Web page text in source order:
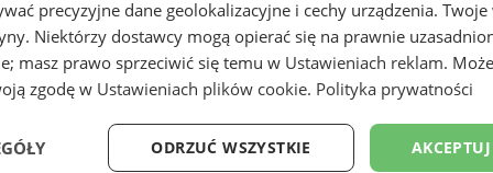
precyzyjne dane geolokalizacyjne i cechy urządzenia.
Niektórzy dostawcy mogą opierać się na prawnie
masz prawo sprzeciwić się temu w Ustawieniach reklam.
zgodę w Ustawieniach plików cookie. Polityka prywatności
ODRZUĆ WSZYSTKIE